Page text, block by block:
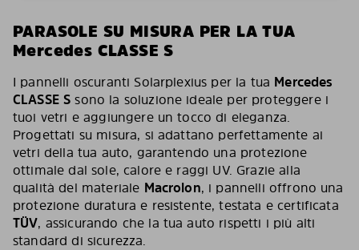
PARASOLE SU MISURA PER LA TUA
Mercedes CLASSE S
I pannelli oscuranti Solarplexius per la tua Mercedes
CLASSE Ssono la soluzione ideale per proteggere i
tuoi vetri e aggiungere un tocco di eleganza.
Progettati su misura, si adattano perfettamente ai
vetri della tua auto, garantendo una protezione
ottimale dal sole, calore e raggi UV. Grazie alla
qualità del materiale Macrolon, i pannelli offrono una
protezione duratura e resistente, testata e certificata
TÜV, assicurando che la tua auto rispetti i più alti
standard di sicurezza.